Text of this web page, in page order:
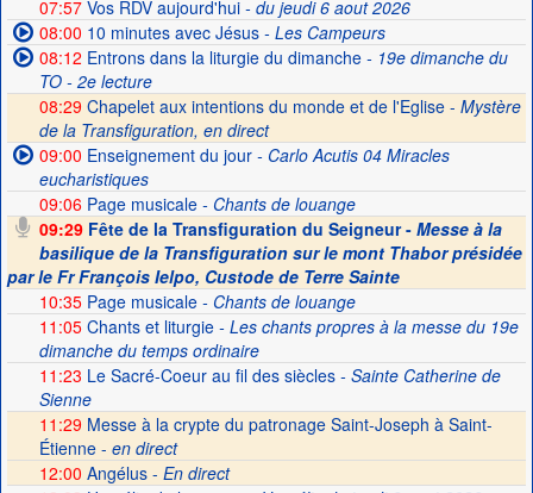
07:57Vos RDV aujourd'hui- du jeudi 6 aout 2026
08:00 10 minutes avec Jésus- Les Campeurs
08:12 Entrons dans la liturgie du dimanche- 19e dimanche du
TO - 2e lecture
08:29 Chapelet aux intentions du monde et de l'Eglise - Mystère
de la Transfiguration, en direct
09:00 Enseignement du jour- Carlo Acutis 04 Miracles
eucharistiques
09:06Page musicale- Chants de louange
09:29Fête de la Transfiguration du Seigneur - Messe à la
basilique de la Transfiguration sur le mont Thabor présidée
par le Fr François Ielpo, Custode de Terre Sainte
10:35Page musicale- Chants de louange
11:05Chants et liturgie- Les chants propres à la messe du 19e
dimanche du temps ordinaire
11:23 Le Sacré-Coeur au fil des siècles- Sainte Catherine de
Sienne
11:29 Messe à la crypte du patronage Saint-Joseph à Saint-
Étienne - en direct
12:00 Angélus - En direct